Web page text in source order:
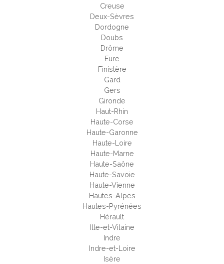
Creuse
Deux-Sèvres
Dordogne
Doubs
Drôme
Eure
Finistère
Gard
Gers
Gironde
Haut-Rhin
Haute-Corse
Haute-Garonne
Haute-Loire
Haute-Marne
Haute-Saône
Haute-Savoie
Haute-Vienne
Hautes-Alpes
Hautes-Pyrénées
Hérault
Ille-et-Vilaine
Indre
Indre-et-Loire
Isère